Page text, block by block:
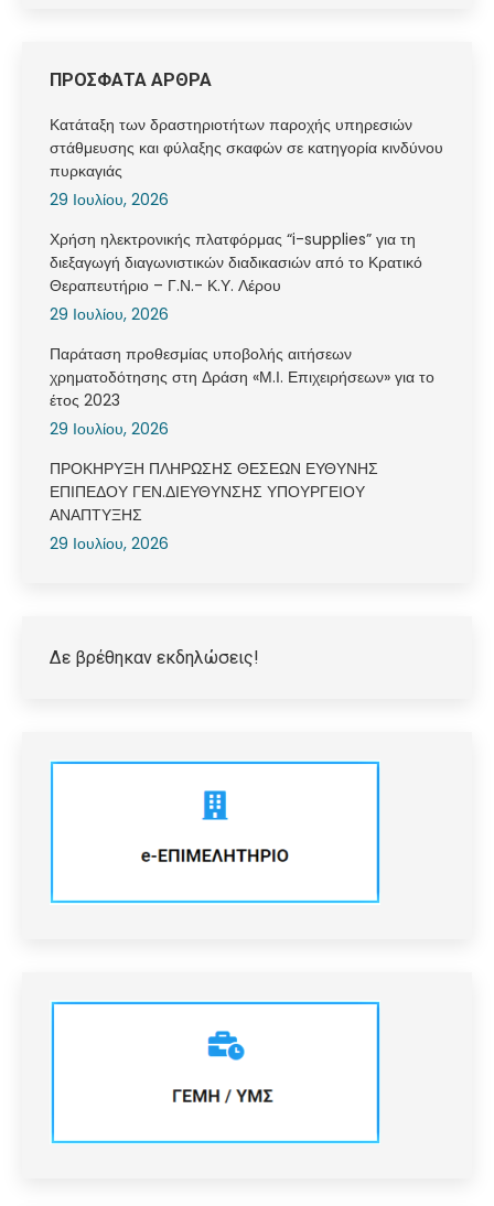
ΠΡΟΣΦΑΤΑ ΑΡΘΡΑ
Κατάταξη των δραστηριοτήτων παροχής υπηρεσιών
στάθμευσης και φύλαξης σκαφών σε κατηγορία κινδύνου
πυρκαγιάς
29 Ιουλίου, 2026
Χρήση ηλεκτρονικής πλατφόρμας “i-supplies” για τη
διεξαγωγή διαγωνιστικών διαδικασιών από το Κρατικό
Θεραπευτήριο – Γ.Ν.- Κ.Υ. Λέρου
29 Ιουλίου, 2026
Παράταση προθεσμίας υποβολής αιτήσεων
χρηματοδότησης στη Δράση «Μ.Ι. Επιχειρήσεων» για το
έτος 2023
29 Ιουλίου, 2026
ΠΡΟΚΗΡΥΞΗ ΠΛΗΡΩΣΗΣ ΘΕΣΕΩΝ ΕΥΘΥΝΗΣ
ΕΠΙΠΕΔΟΥ ΓΕΝ.ΔΙΕΥΘΥΝΣΗΣ ΥΠΟΥΡΓΕΙΟΥ
ΑΝΑΠΤΥΞΗΣ
29 Ιουλίου, 2026
Δε βρέθηκαν εκδηλώσεις!